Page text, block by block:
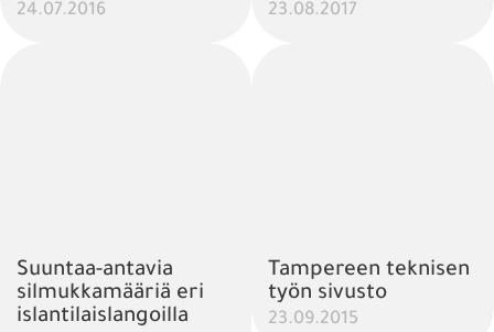
24.07.2016 23.08.2017
Suuntaa-antavia
silmukkamääriä eri
islantilaislangoilla
Tampereen teknisen
työn sivusto
23.09.2015